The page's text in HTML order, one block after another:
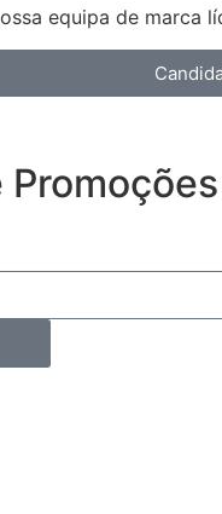
equipa de marca